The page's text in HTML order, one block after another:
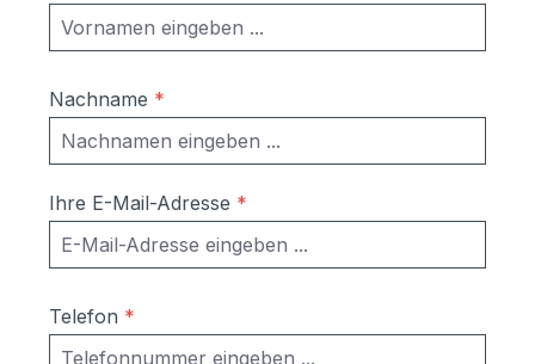
Nachname *
Ihre E-Mail-Adresse *
Telefon *